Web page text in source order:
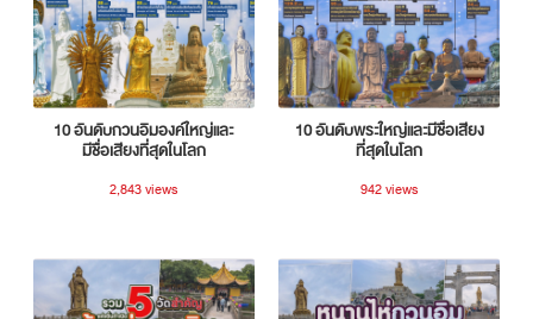
10 อันดับกวนอิมองค์ใหญ่และ
มีชื่อเสียงที่สุดในโลก
2,843 views
10 อันดับพระใหญ่และมีชื่อเสียง
ที่สุดในโลก
942 views